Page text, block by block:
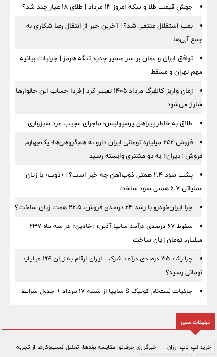
جهش قیمت طلا و سکه امروز ۱۳ مرداد | طلای ۱۸ عیار چند شد؟
بمب استقلال منتفی شد؟ | آخرین خبر از انتقال رضا شکاری به
جمع آبی‌ها
توافق ایران و عمان بر سر مسیر جدید تنگه هرمز | جزئیات بیانیه
مهم تهران و مسقط
زمان واریز کالابرگ مرداد ۱۴۰۵ تغییر کرد | فردا حساب این خانوارها
شارژ می‌شود
طلاق به خاطر پیراهن پرسپولیس؛ ماجرای عجیب مرد سبزواری
فروش ۲۵۲ میلیارد تومانی ایران دارو به هم‌گروهی‌ها؛ یک‌چهارم
فروش «دیران» به دو مشتری وابسته رسید
پشت سود ۲.۴ همتی ذوب‌آهن چه خبر است؟ | «ذوب» با زیان
عملیاتی ۶.۷ همتی سود ساخت
چرا ایران‌خودرو با رشد ۲۴ درصدی فروش، ۲۲.۵ همت زیان ساخت؟
سقوط ۶۷ درصدی درآمد سایپا آذین؛ «خاذین» در سه ماه ۲۳۷
میلیارد تومان زیان ساخت
چرا رشد ۳۵ درصدی درآمد شرکت ایران ارقام به زیان ۱۹۴ میلیارد
تومانی رسید؟
جزئیات ثبت‌نام کوییک S سایپا از شنبه ۱۷ مرداد + جدول شرایط
تبلیغات متنی
خرید لپ تاپ ارزان
خبرگزاری حرف‌تو: مقایسه برندها، تحلیل کسب‌وکارها از تجربه